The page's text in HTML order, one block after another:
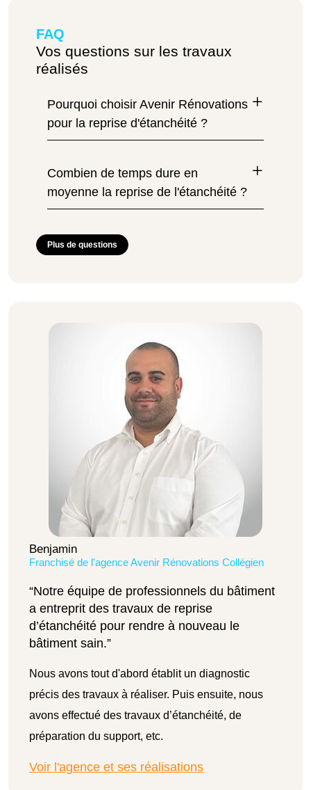
FAQ
Vos questions sur les travaux
réalisés
Pourquoi choisir Avenir Rénovations
pour la reprise d'étanchéité ?
Combien de temps dure en
moyenne la reprise de l'étanchéité ?
Plus de questions
Benjamin
Franchisé de l'agence Avenir Rénovations Collégien
“Notre équipe de professionnels du bâtiment
a entreprit des travaux de reprise
d’étanchéité pour rendre à nouveau le
bâtiment sain.”
Nous avons tout d'abord établit un diagnostic
précis des travaux à réaliser. Puis ensuite, nous
avons effectué des travaux d’étanchéité, de
préparation du support, etc.
Voir l'agence et ses réalisations